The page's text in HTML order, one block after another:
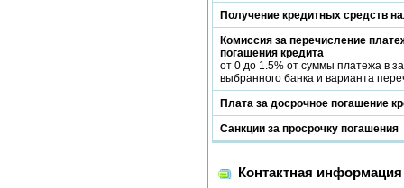
Получение кредитных средств
Комиссия за перечисление
погашения кредита
от 0 до 1.5% от суммы платежа в
выбранного банка и варианта
Плата за досрочное погашение
Санкции за просрочку погашения
Контактная информация